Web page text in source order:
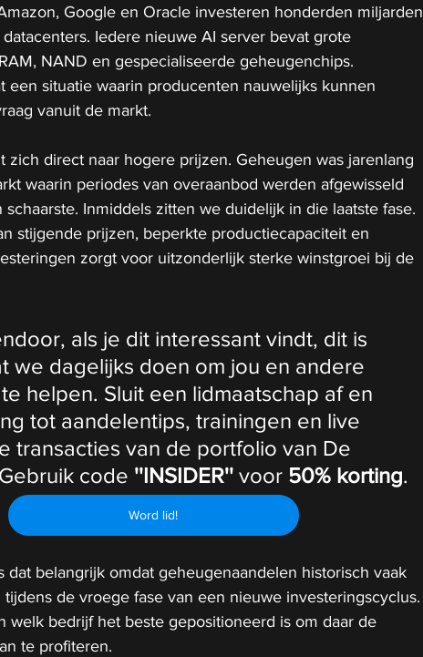
Google en Oracle investeren honderden miljarden
Iedere nieuwe AI server bevat grote
NAND en gespecialiseerde geheugenchips.
een situatie waarin producenten nauwelijks kunnen
vanuit de markt.
zich direct naar hogere prijzen. Geheugen was jarenlang
waarin periodes van overaanbod werden afgewisseld
schaarste. Inmiddels zitten we duidelijk in die laatste fase.
stijgende prijzen, beperkte productiecapaciteit en
zorgt voor uitzonderlijk sterke winstgroei bij de
als je dit interessant vindt, dit is
we dagelijks doen om jou en andere
helpen. Sluit een lidmaatschap af en
tot aandelentips, trainingen en live
transacties van de portfolio van De
code ''INSIDER'' voor 50% korting.
Word lid!
dat belangrijk omdat geheugenaandelen historisch vaak
tijdens de vroege fase van een nieuwe investeringscyclus.
welk bedrijf het beste gepositioneerd is om daar de
te profiteren.